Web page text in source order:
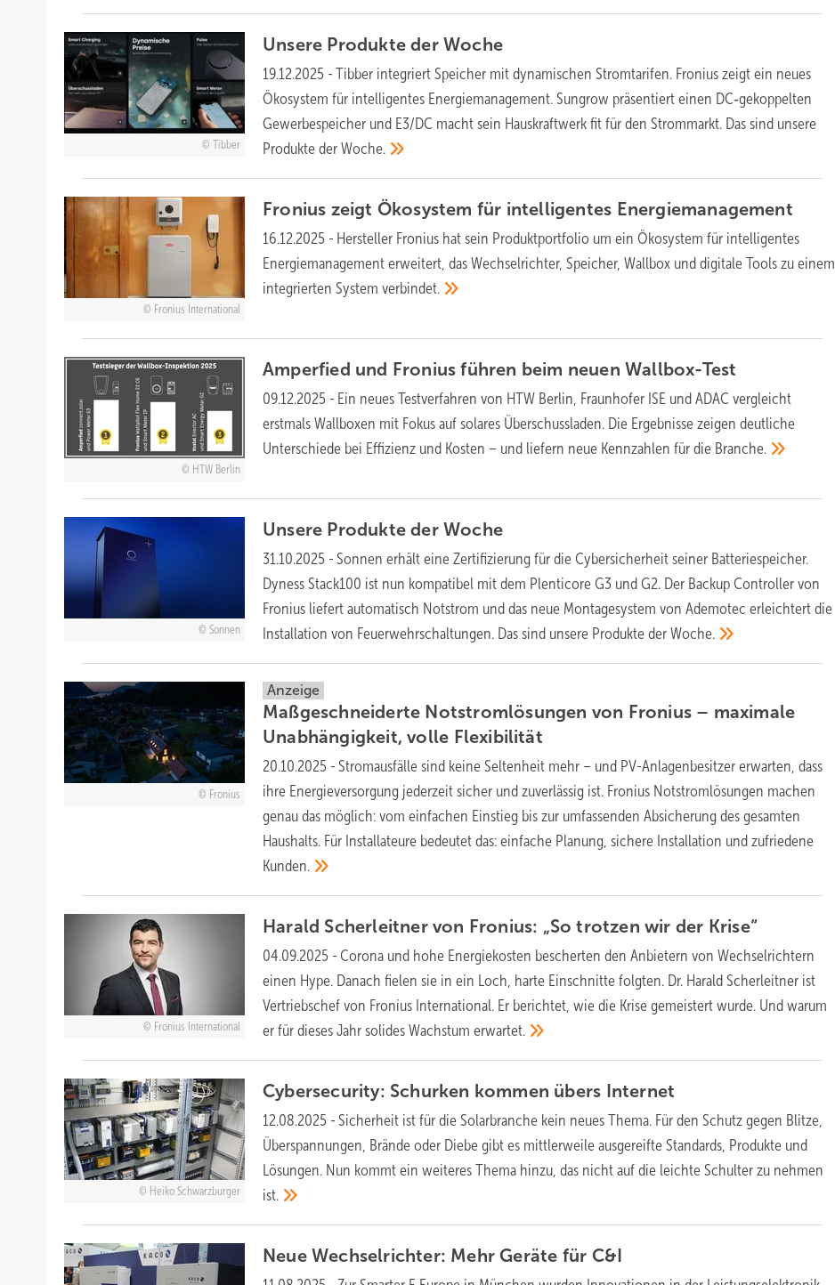
Tibber
Unsere Produkte derWoche­
19.12.2025 - Tibber integriert Speicher mit dynamischen Stromtarifen. Fronius zeigt ein neues
Ökosystem für intelligentes Energiemanagement. Sungrow präsentiert einen DC‑gekoppelten
Gewerbespeicher und E3/DC macht sein Hauskraftwerk fit für den Strommarkt. Das sind unsere
Produkte derWoche.
Fronius International
Fronius zeigt Ökosystem für intelligentes Energiemanagement
16.12.2025 - Hersteller Fronius hat sein Produktportfolio um ein Ökosystem für intelligentes
Energiemanagement erweitert, das Wechselrichter, Speicher, Wallbox und digitale Tools zu einem
integrierten Systemverbindet.
HTW Berlin
Amperfied und Fronius führen beim neuenWallbox-Test
09.12.2025 - Ein neues Testverfahren von HTW Berlin, Fraunhofer ISE und ADAC vergleicht
erstmals Wallboxen mit Fokus auf solares Überschussladen. Die Ergebnisse zeigen deutliche
Unterschiede bei Effizienz und Kosten – und liefern neue Kennzahlen für die Branche.
Sonnen
Unsere Produkte derWoche­
31.10.2025 - Sonnen erhält eine Zertifizierung für die Cybersicherheit seiner Batteriespeicher.
Dyness Stack100 ist nun kompatibel mit dem Plenticore G3 und G2. Der Backup Controller von
Fronius liefert automatisch Notstrom und das neue Montagesystem von Ademotec erleichtert die
Installation von Feuerwehrschaltungen. Das sind unsere Produkte derWoche.
Fronius
Anzeige
Maßgeschneiderte Notstromlösungen von Fronius – maximale
Unabhängigkeit, volle Flexibilität
20.10.2025 - Stromausfälle sind keine Seltenheit mehr – und PV-Anlagenbesitzer erwarten, dass
ihre Energieversorgung jederzeit sicher und zuverlässig ist. Fronius Notstromlösungen machen
genau das möglich: vom einfachen Einstieg bis zur umfassenden Absicherung des gesamten
Haushalts. Für Installateure bedeutet das: einfache Planung, sichere Installation und zufriedene
Kunden.
Fronius International
Harald Scherleitner von Fronius: „So trotzen wir der Krise“
04.09.2025 - Corona und hohe Energiekosten bescherten den Anbietern von Wechselrichtern
einen Hype. Danach fielen sie in ein Loch, harte Einschnitte folgten. Dr. Harald Scherleitner ist
Vertriebschef von Fronius International. Er berichtet, wie die Krise gemeistert wurde. Und warum
er für dieses Jahr solides Wachstumerwartet.
Heiko Schwarzburger
Cybersecurity: Schurken kommen übers Internet
12.08.2025 - Sicherheit ist für die Solarbranche kein neues Thema. Für den Schutz gegen Blitze,
Überspannungen, Brände oder Diebe gibt es mittlerweile ausgereifte Standards, Produkte und
Lösungen. Nun kommt ein weiteres Thema hinzu, das nicht auf die leichte Schulter zu nehmen
ist.
Neue Wechselrichter: Mehr Geräte für C&I